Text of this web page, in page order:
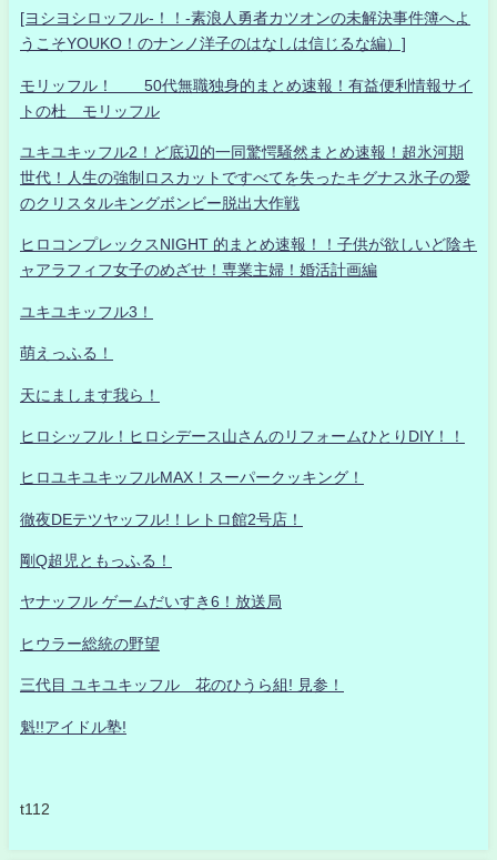
[ヨシヨシロッフル-！！-素浪人勇者カツオンの未解決事件簿へよ
うこそYOUKO！のナンノ洋子のはなしは信じるな編）]
モリッフル！ 50代無職独身的まとめ速報！有益便利情報サイ
トの杜 モリッフル
ユキユキッフル2！ど底辺的一同驚愕騒然まとめ速報！超氷河期
世代！人生の強制ロスカットですべてを失ったキグナス氷子の愛
のクリスタルキングボンビー脱出大作戦
ヒロコンプレックスNIGHT 的まとめ速報！！子供が欲しいど陰キ
ャアラフィフ女子のめざせ！専業主婦！婚活計画編
ユキユキッフル3！
萌えっふる！
天にまします我ら！
ヒロシッフル！ヒロシデース山さんのリフォームひとりDIY！！
ヒロユキユキッフルMAX！スーパークッキング！
徹夜DEテツヤッフル!！レトロ館2号店！
剛Q超児ともっふる！
ヤナッフル ゲームだいすき6！放送局
ヒウラー総統の野望
三代目 ユキユキッフル 花のひうら組! 見参！
魁!!アイドル塾!
t112